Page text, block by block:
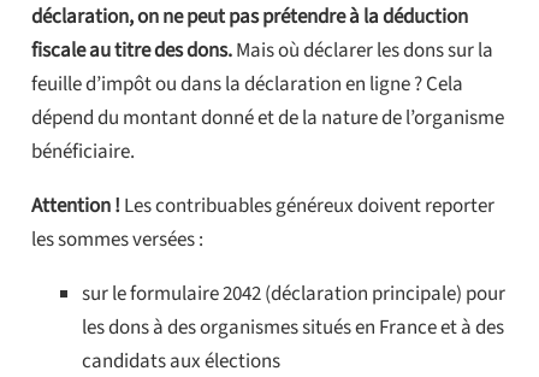
déclaration, on ne peut pas prétendre à la déduction
fiscale au titre des dons.Mais où déclarer les dons sur la
feuille d’impôt ou dans la déclaration en ligne ? Cela
dépend du montant donné et de la nature de l’organisme
bénéficiaire.
Attention ! Les contribuables généreux doivent reporter
les sommes versées :
sur le formulaire 2042 (déclaration principale) pour
les dons à des organismes situés en France et à des
candidats aux élections